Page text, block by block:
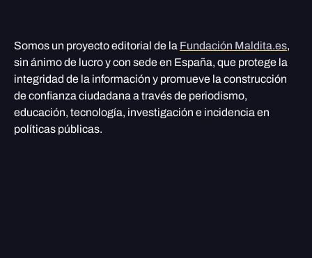
Somos un proyecto editorial de la Fundación Maldita.es,
sin ánimo de lucro y con sede en España, que protege la
integridad de la información y promueve la construcción
de confianza ciudadana a través de periodismo,
educación, tecnología, investigación e incidencia en
políticas públicas.